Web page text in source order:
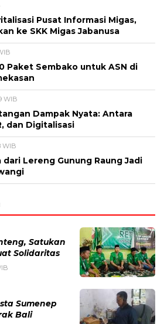
Pusat Informasi Migas,
ke SKK Migas Jabanusa
Paket Sembako untuk ASN di
WIB
Dampak Nyata: Antara
dan Digitalisasi
WIB
dari Lereng Gunung Raung Jadi
Satukan
Solidaritas
Sumenep
Bali